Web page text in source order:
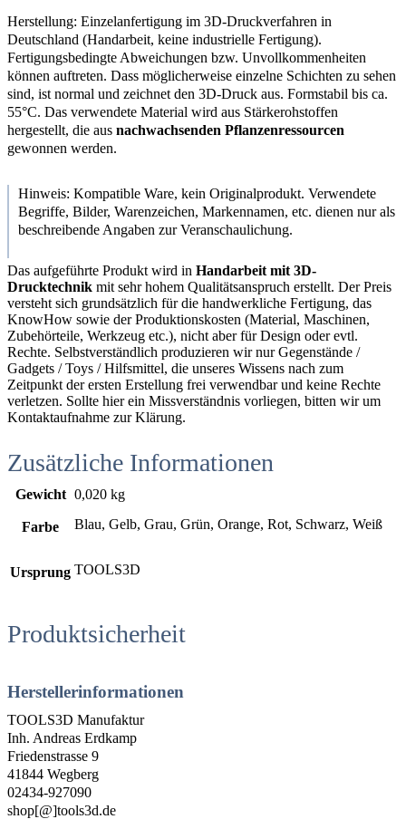
Herstellung: Einzelanfertigung im 3D-Druckverfahren in
Deutschland (Handarbeit, keine industrielle Fertigung).
Fertigungsbedingte Abweichungen bzw. Unvollkommenheiten
können auftreten. Dass möglicherweise einzelne Schichten zu sehen
sind, ist normal und zeichnet den 3D-Druck aus. Formstabil bis ca.
55°C. Das verwendete Material wird aus Stärkerohstoffen
hergestellt, die aus nachwachsenden Pflanzenressourcen
gewonnen werden.
Hinweis: Kompatible Ware, kein Originalprodukt. Verwendete
Begriffe, Bilder, Warenzeichen, Markennamen, etc. dienen nur als
beschreibende Angaben zur Veranschaulichung.
Das aufgeführte Produkt wird in Handarbeit mit 3D-
Drucktechnik mit sehr hohem Qualitätsanspruch erstellt. Der Preis
versteht sich grundsätzlich für die handwerkliche Fertigung, das
KnowHow sowie der Produktionskosten (Material, Maschinen,
Zubehörteile, Werkzeug etc.), nicht aber für Design oder evtl.
Rechte. Selbstverständlich produzieren wir nur Gegenstände /
Gadgets / Toys / Hilfsmittel, die unseres Wissens nach zum
Zeitpunkt der ersten Erstellung frei verwendbar und keine Rechte
verletzen. Sollte hier ein Missverständnis vorliegen, bitten wir um
Kontaktaufnahme zur Klärung.
Zusätzliche Informationen
Gewicht 0,020 kg
Farbe Blau, Gelb, Grau, Grün, Orange, Rot, Schwarz, Weiß
Ursprung TOOLS3D
Produktsicherheit
Herstellerinformationen
TOOLS3D Manufaktur
Inh. Andreas Erdkamp
Friedenstrasse 9
41844 Wegberg
02434-927090
shop[@]tools3d.de